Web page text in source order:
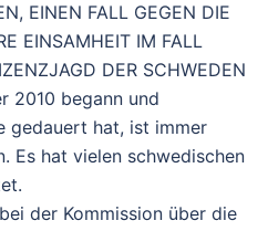
EINEN FALL GEGEN DIE
EINSAMHEIT IM FALL
DER SCHWEDEN
2010 begann und
gedauert hat, ist immer
Es hat vielen schwedischen
der Kommission über die